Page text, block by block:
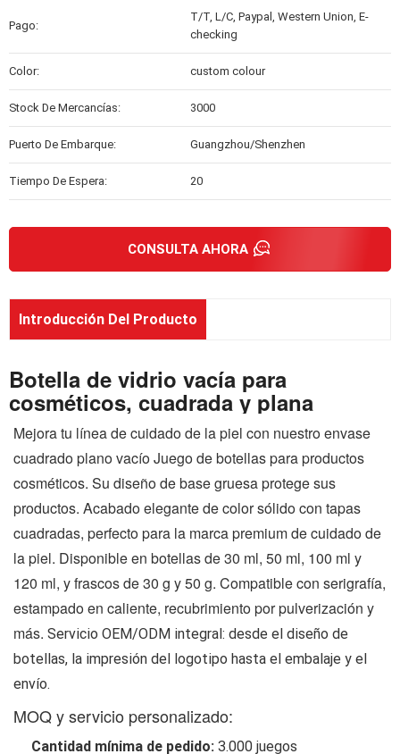
Pago:
T/T, L/C, Paypal, Western Union, E-
checking
Color: custom colour
Stock De Mercancías: 3000
Puerto De Embarque: Guangzhou/Shenzhen
Tiempo De Espera: 20
CONSULTA AHORA
Introducción Del Producto
Botella de vidrio vacía para
cosméticos, cuadrada y plana
Mejora tu línea de cuidado de la piel con nuestro envase
cuadrado plano vacíoJuego de botellas para productos
cosméticos. Su diseño de base gruesa protege sus
productos. Acabado elegante de color sólido con tapas
cuadradas, perfecto para la marca premium de cuidado de
la piel. Disponible en botellas de 30 ml, 50 ml, 100 ml y
120 ml, y frascos de 30 g y 50 g. Compatible con serigrafía,
estampado en caliente, recubrimiento por pulverización y
más. Servicio OEM/ODM integral: desde el diseño de
botellas, la impresión del logotipo hasta el embalaje y el
envío.
MOQ y servicio personalizado:
Cantidad mínima de pedido: 3.000 juegos